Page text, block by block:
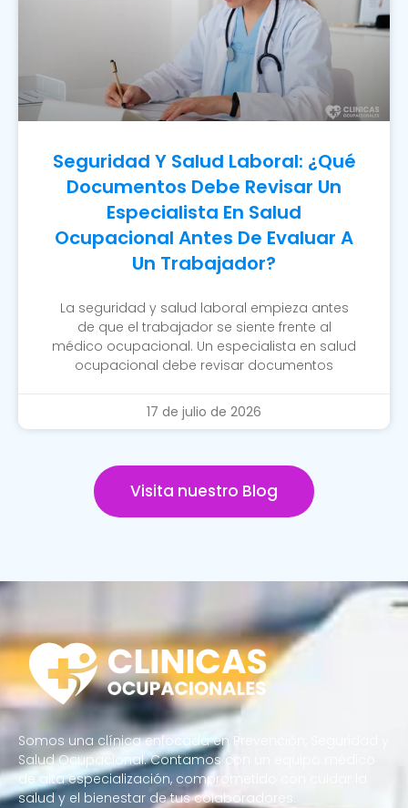
Seguridad Y Salud Laboral: ¿Qué
Documentos Debe Revisar Un
Especialista En Salud
Ocupacional Antes De Evaluar A
Un Trabajador?
La seguridad y salud laboral empieza antes
de que el trabajador se siente frente al
médico ocupacional. Un especialista en salud
ocupacional debe revisar documentos
17 de julio de 2026
Visita nuestro Blog
Somos una clínica enfocada en Prevención, Seguridad y
Salud Ocupacional. Contamos con un equipo médico
de alta especialización, comprometido con cuidar la
salud y el bienestar de tus colaboradores.